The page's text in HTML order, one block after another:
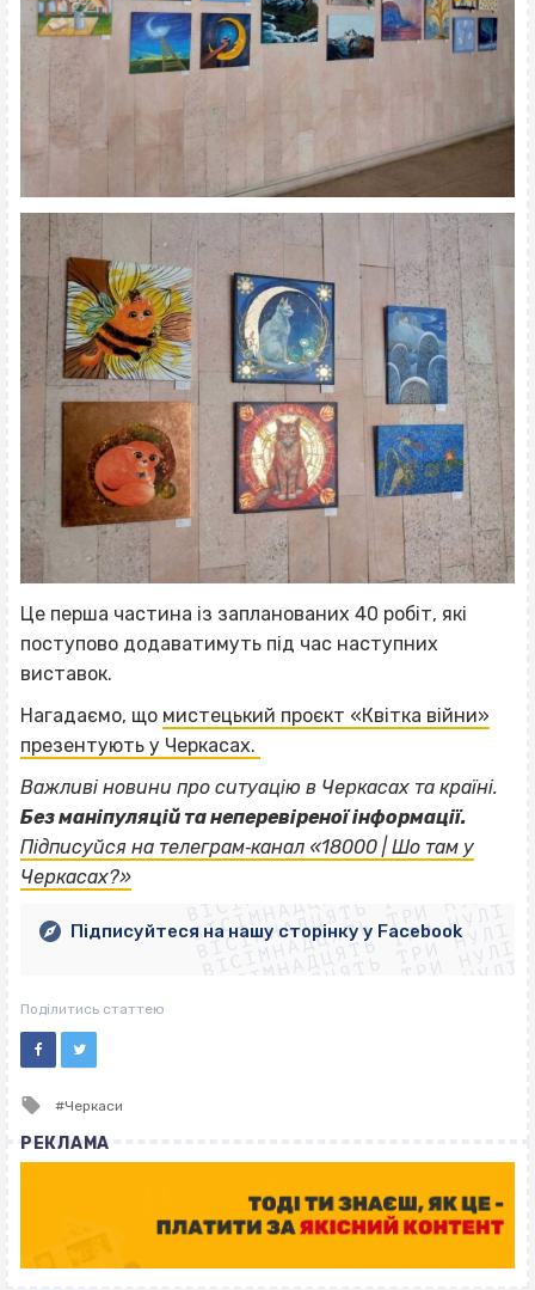
Це перша частина із запланованих 40 робіт, які
поступово додаватимуть під час наступних
виставок.
Нагадаємо, що мистецький проєкт «Квітка війни»
презентують у Черкасах.
Важливі новини про ситуацію в Черкасах та країні.
Без маніпуляцій та неперевіреної інформації.
Підписуйся на телеграм‐канал «18000 | Шо там у
Черкасах?»
ВІСІМНАДЦЯТЬ ТРИ НУЛІ
ВІСІМНАДЦЯТЬ ТРИ НУЛІ
ВІСІМНАДЦЯТЬ ТРИ НУЛІ
ВІСІМНАДЦЯТЬ ТРИ НУЛІ
ВІСІМНАДЦЯТЬ ТРИ НУЛІ
ВІСІМНАДЦЯТЬ ТРИ НУЛІ
ВІСІМНАДЦЯТЬ ТРИ НУЛІ
ВІСІМНАДЦЯТЬ ТРИ НУЛІ
Підписуйтеся на нашу сторінку у Facebook
Поділитись статтею
Tagged
Черкаси
РЕКЛАМА